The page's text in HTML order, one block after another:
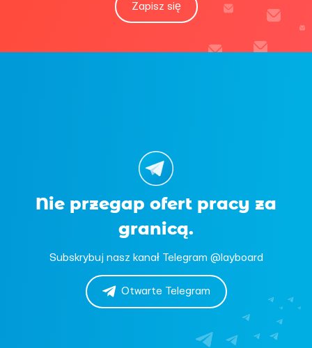
Zapisz się
Nie przegap ofert pracy za
granicą.
Subskrybuj nasz kanał Telegram @layboard
Otwarte Telegram